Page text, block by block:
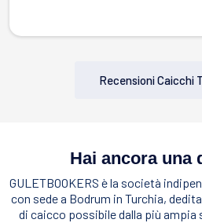
Recensioni Caicchi
Hai ancora una
GULETBOOKERS è la società
con sede a Bodrum in Turchia,
di caicco possibile dalla più